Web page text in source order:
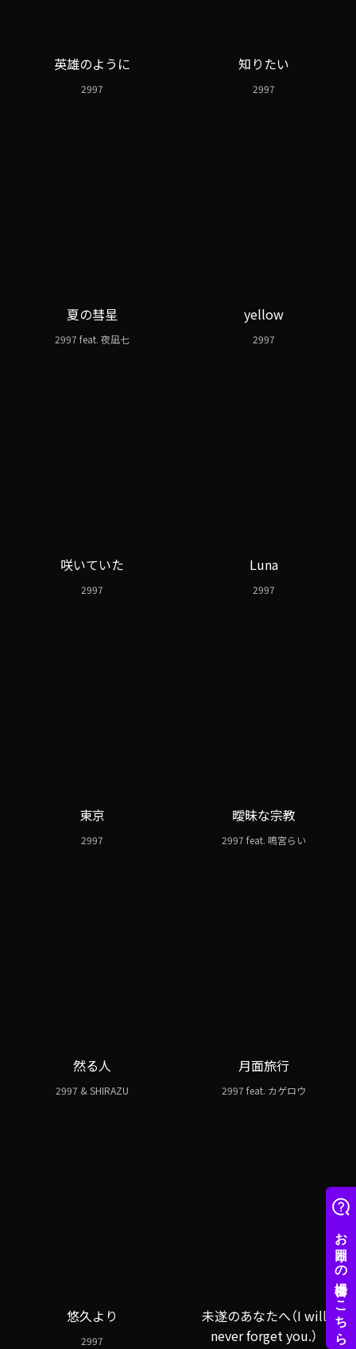
英雄のように
2997
知りたい
2997
夏の彗星
2997 feat. 夜凪七
yellow
2997
咲いていた
2997
Luna
2997
東京
2997
曖昧な宗教
2997 feat. 鳴宮らい
然る人
2997 & SHIRAZU
月面旅行
2997 feat. カゲロウ
悠久より
2997
未遂のあなたへ（I will
never forget you.）